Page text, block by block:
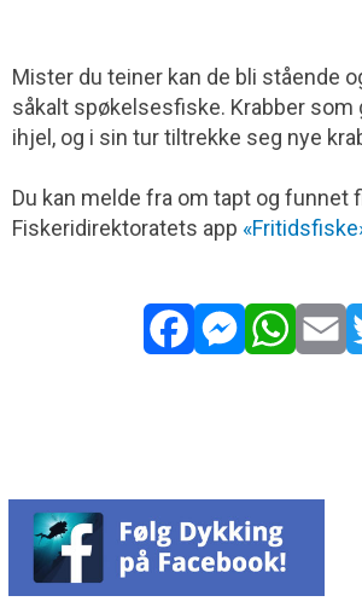
Mister du teiner kan de bli stående
såkalt spøkelsesfiske. Krabber som
ihjel, og i sin tur tiltrekke seg nye
Du kan melde fra om tapt og funnet
Fiskeridirektoratets app